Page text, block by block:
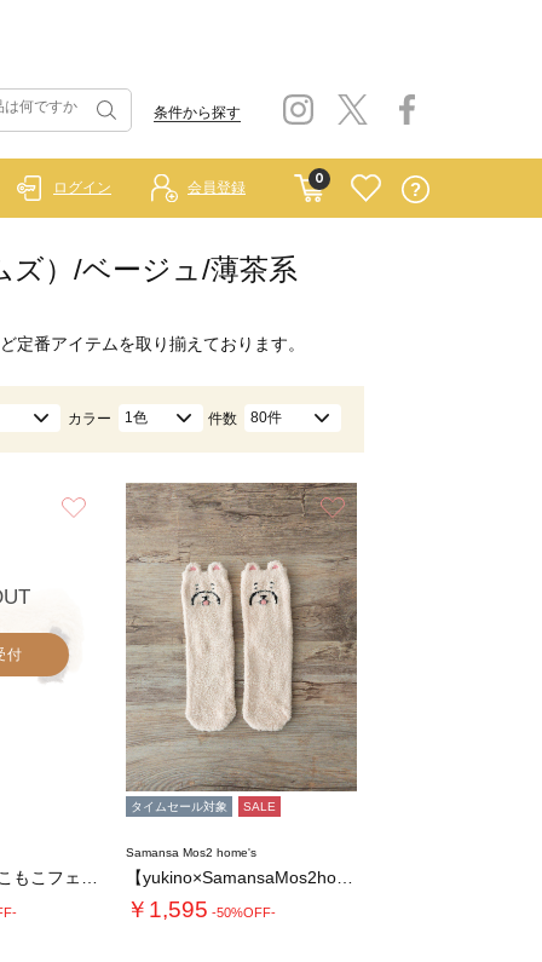
条件から探す
0
ログイン 会員登録
ズ）/ベージュ/薄茶系
定番アイテムを取り揃えております。
カラー 1色 件数 80件
お気に入り
付
お気に入り
タイムセール対象 SALE
Samansa Mos2 home's
￥1,595 -50%OFF-